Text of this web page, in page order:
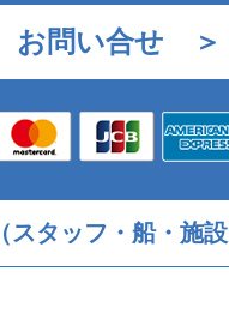
問い合せ ＞
スタッフ・船・施